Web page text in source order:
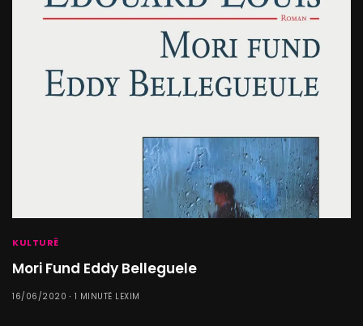
KULTURË
Mori Fund Eddy Belleguele
16/06/2020 1 MINUTË LEXIM